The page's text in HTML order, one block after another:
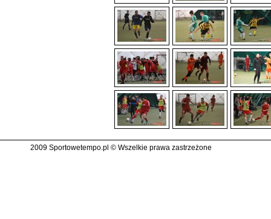
2009 Sportowetempo.pl © Wszelkie prawa zastrzeżone